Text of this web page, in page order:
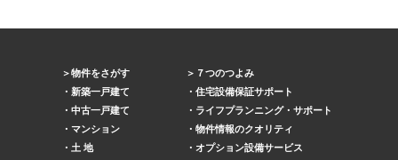
物件をさがす
新築一戸建て
中古一戸建て
マンション
土 地
７つのつよみ
住宅設備保証サポート
ライフプランニング・サポート
物件情報のクオリティ
オプション設備サービス